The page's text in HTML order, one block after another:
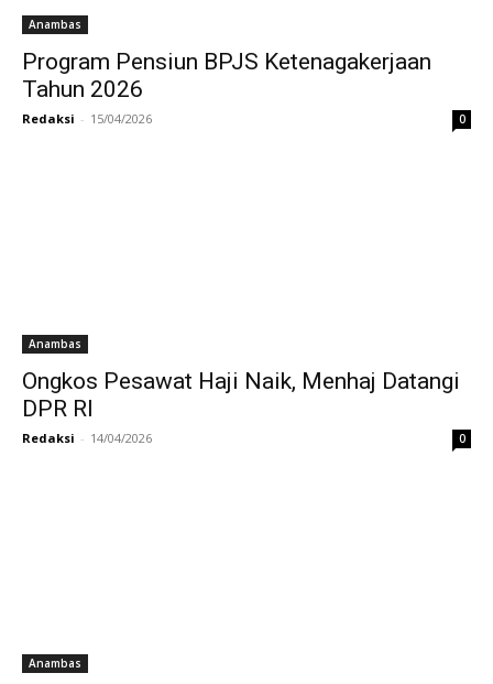
Anambas
Program Pensiun BPJS Ketenagakerjaan
Tahun 2026
Redaksi - 15/04/2026 0
Anambas
Ongkos Pesawat Haji Naik, Menhaj Datangi
DPR RI
Redaksi - 14/04/2026 0
Anambas